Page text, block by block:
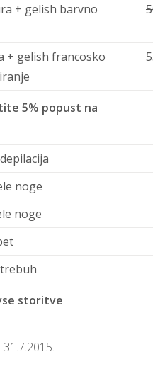
+ gelish barvno
+ gelish francosko
5% popust na
noge
noge
storitve